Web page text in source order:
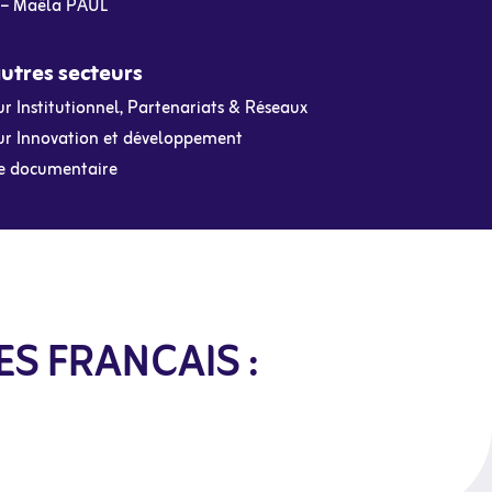
Maëla PAUL
secteurs
Institutionnel, Partenariats & Réseaux
Innovation et développement
documentaire
FRANCAIS :